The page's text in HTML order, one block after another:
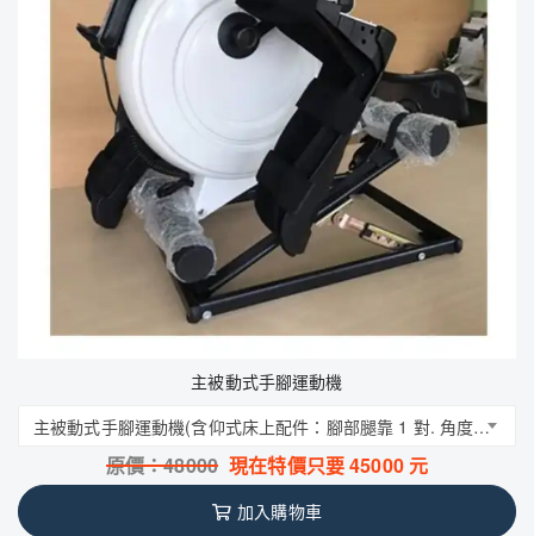
主被動式手腳運動機
主被動式手腳運動機(含仰式床上配件：腳部腿靠 1 對. 角度調整架(5段式) 1 座)
原價：48000 現在特價只要45000元
加入購物車